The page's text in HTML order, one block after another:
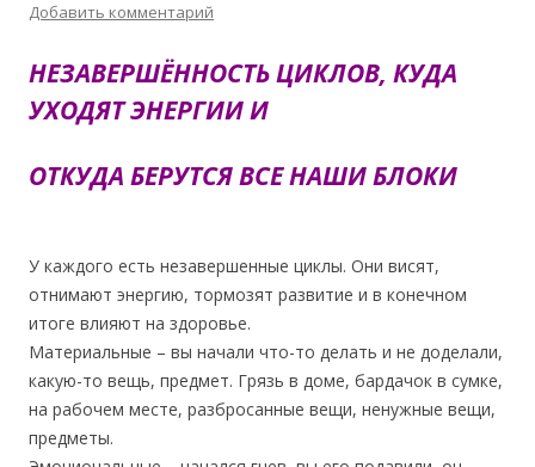
Добавить комментарий
НЕЗАВЕРШЁННОСТЬ ЦИКЛОВ, КУДА
УХОДЯТ ЭНЕРГИИ И
ОТКУДА БЕРУТСЯ ВСЕ НАШИ БЛОКИ
У каждого есть незавершенные циклы. Они висят,
отнимают энергию, тормозят развитие и в конечном
итоге влияют на здоровье.
Материальные – вы начали что-то делать и не доделали,
какую-то вещь, предмет. Грязь в доме, бардачок в сумке,
на рабочем месте, разбросанные вещи, ненужные вещи,
предметы.